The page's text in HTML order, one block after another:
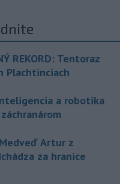
REKORD: Tentoraz
Plachtinciach
a robotika
Medveď Artur z
za hranice